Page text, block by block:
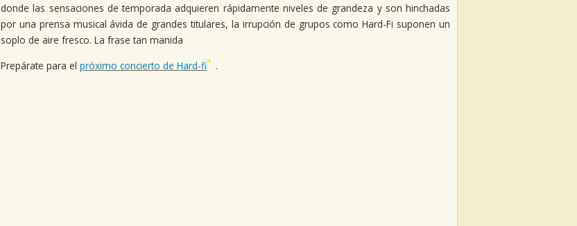
donde las sensaciones de temporada adquieren rápidamente niveles de grandeza y son hinchadas
por una prensa musical ávida de grandes titulares, la irrupción de grupos como Hard-Fi suponen un
soplo de aire fresco. La frase tan manida
Prepárate para el próximo concierto de Hard-fi .